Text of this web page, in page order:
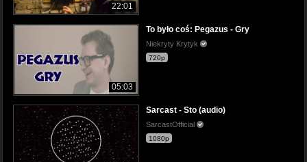
22:01
05:03
To było coś: Pegazus - Gry
Niekryty Krytyk
720p
Sarcast - Sto (audio)
SarcastOfficial
1080p